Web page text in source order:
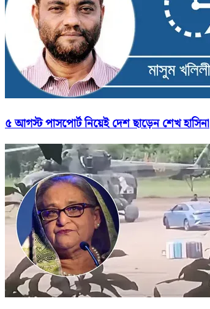
৫ আগস্ট পাসপোর্ট নিয়েই দেশ ছাড়েন শেখ হাসিনা